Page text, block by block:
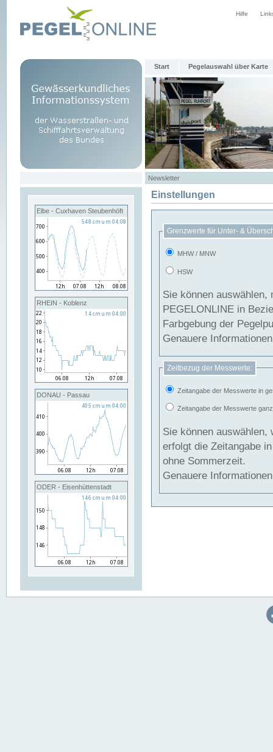
Hilfe
Start Pegelauswahl über Karte
Newsletter
Elbe - Cuxhaven Steubenhöft
RHEIN - Koblenz
DONAU - Passau
ODER - Eisenhüttenstadt
Einstellungen
Grenzwerte für Unter- &
MHW / MNW
HSW
Sie können
PEGELONLINE in Beziehung
Farbgebung der
Genauere
Zeitbezug der Messwerte:
Zeitangabe der Messwerte in
Zeitangabe der Messwerte
Sie können auswählen,
erfolgt die Zeitangabe
ohne Sommerzeit.
Genauere